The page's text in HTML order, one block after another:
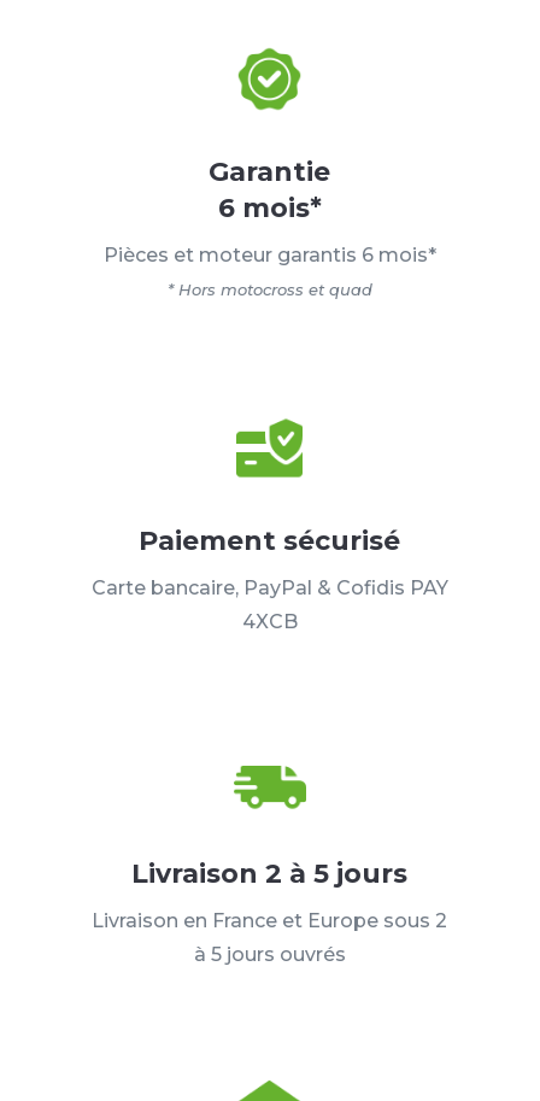
Garantie
6 mois*
Pièces et moteur garantis 6 mois*
* Hors motocross et quad
Paiement sécurisé
Carte bancaire, PayPal & Cofidis PAY
4XCB
Livraison 2 à 5 jours
Livraison en France et Europe sous 2
à 5 jours ouvrés